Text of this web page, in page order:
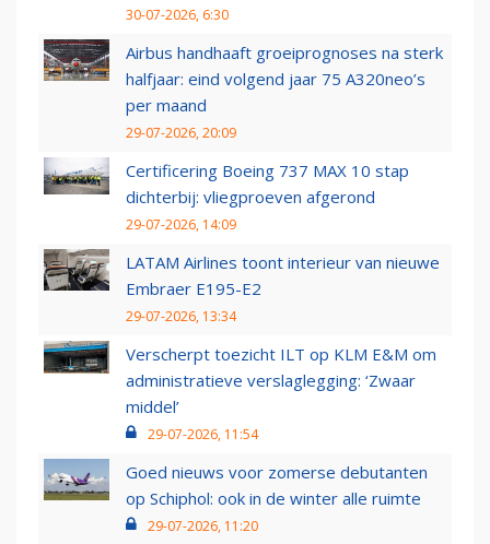
30-07-2026, 6:30
Airbus handhaaft groeiprognoses na sterk
halfjaar: eind volgend jaar 75 A320neo’s
per maand
29-07-2026, 20:09
Certificering Boeing 737 MAX 10 stap
dichterbij: vliegproeven afgerond
29-07-2026, 14:09
LATAM Airlines toont interieur van nieuwe
Embraer E195-E2
29-07-2026, 13:34
Verscherpt toezicht ILT op KLM E&M om
administratieve verslaglegging: ‘Zwaar
middel’
29-07-2026, 11:54
Goed nieuws voor zomerse debutanten
op Schiphol: ook in de winter alle ruimte
29-07-2026, 11:20